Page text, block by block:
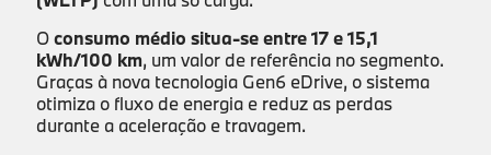
Oconsumo médio situa-se entre 17 e 15,1
kWh/100 km, um valor de referência no segmento.
Graças à nova tecnologia Gen6 eDrive, o sistema
otimiza o fluxo de energia e reduz as perdas
durante a aceleração e travagem.